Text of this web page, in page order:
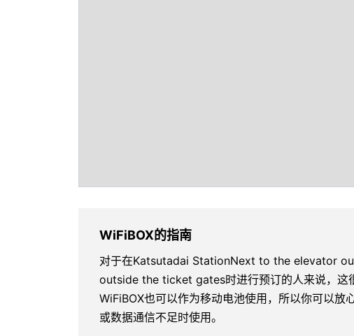
WiFiBOX的指南
对于在Katsutadai StationNext to the elevator
outside the ticket gates时进行预订的人来说，这
WiFiBOX也可以作为移动电池使用，所以你可以
或数据通信不足时使用。